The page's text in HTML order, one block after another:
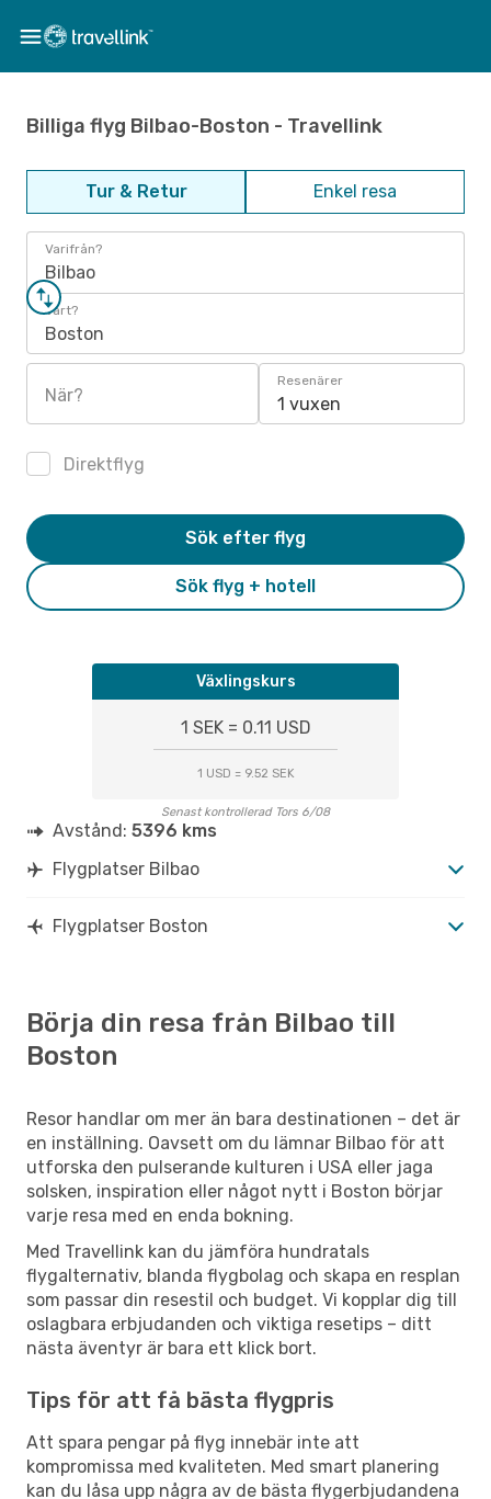
Billiga flyg Bilbao-Boston - Travellink
Tur & Retur Enkel resa
Varifrån?
Bilbao
Vart?
Boston
När?
Resenärer
1 vuxen
Direktflyg
Sök flyg + hotell
Sök efter flyg
Växlingskurs
1 SEK = 0.11 USD
1 USD = 9.52 SEK
Senast kontrollerad Tors 6/08
Avstånd: 5396 kms
Flygplatser Bilbao
Flygplatser Boston
Börja din resa från Bilbao till
Boston
Resor handlar om mer än bara destinationen – det är
en inställning. Oavsett om du lämnar Bilbao för att
utforska den pulserande kulturen i USA eller jaga
solsken, inspiration eller något nytt i Boston börjar
varje resa med en enda bokning.
Med Travellink kan du jämföra hundratals
flygalternativ, blanda flygbolag och skapa en resplan
som passar din resestil och budget. Vi kopplar dig till
oslagbara erbjudanden och viktiga resetips – ditt
nästa äventyr är bara ett klick bort.
Tips för att få bästa flygpris
Att spara pengar på flyg innebär inte att
kompromissa med kvaliteten. Med smart planering
kan du låsa upp några av de bästa flygerbjudandena